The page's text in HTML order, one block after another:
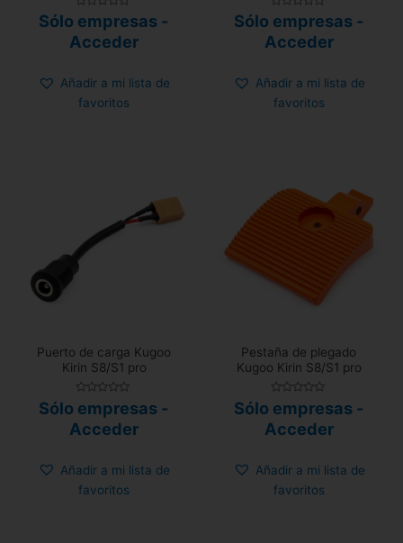
con
0
de
Sólo empresas -
Acceder
Añadir a mi lista de
favoritos
con
0
de
Sólo empresas -
Acceder
Añadir a mi lista de
favoritos
Puerto de carga Kugoo
Kirin S8/S1 pro
con
0
de
Sólo empresas -
Acceder
Añadir a mi lista de
favoritos
Pestaña de plegado
Kugoo Kirin S8/S1 pro
con
0
de
Sólo empresas -
Acceder
Añadir a mi lista de
favoritos